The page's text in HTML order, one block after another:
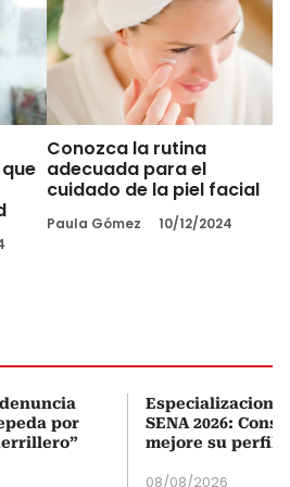
Conozca la rutina
adecuada para el
cuidado de la piel facial
Paula Gómez 10/12/2024
por
SENA 2026:
mejore su perfil
08/08/2026